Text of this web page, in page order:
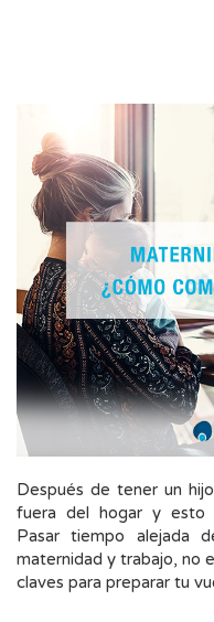
Después de tener un
fuera del hogar y esto
Pasar tiempo alejada
maternidad y trabajo, no
claves para preparar tu